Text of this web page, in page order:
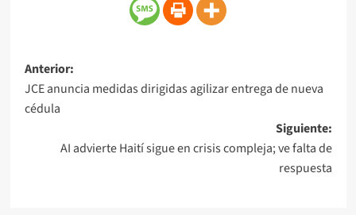
Anterior:
JCE anuncia medidas dirigidas agilizar entrega de nueva
cédula
Siguiente:
AI advierte Haití sigue en crisis compleja; ve falta de
respuesta